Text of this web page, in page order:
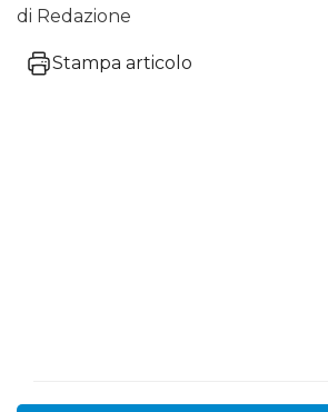
di Redazione
Stampa articolo